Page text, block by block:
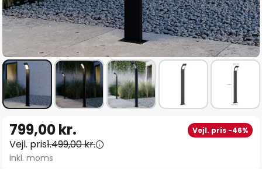
starten
af
799,00 kr. Vejl. pris -46%
Vejl. pris1.499,00 kr.
inkl. moms